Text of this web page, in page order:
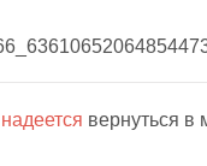
надеется вернуться в